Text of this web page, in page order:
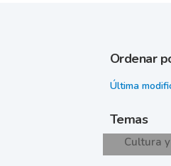
Ordenar
Temas
Cultura